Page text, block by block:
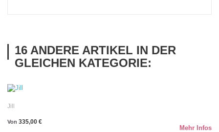
16 ANDERE ARTIKEL IN DER
GLEICHEN KATEGORIE:
Jill
Von 335,00 €
Mehr Infos